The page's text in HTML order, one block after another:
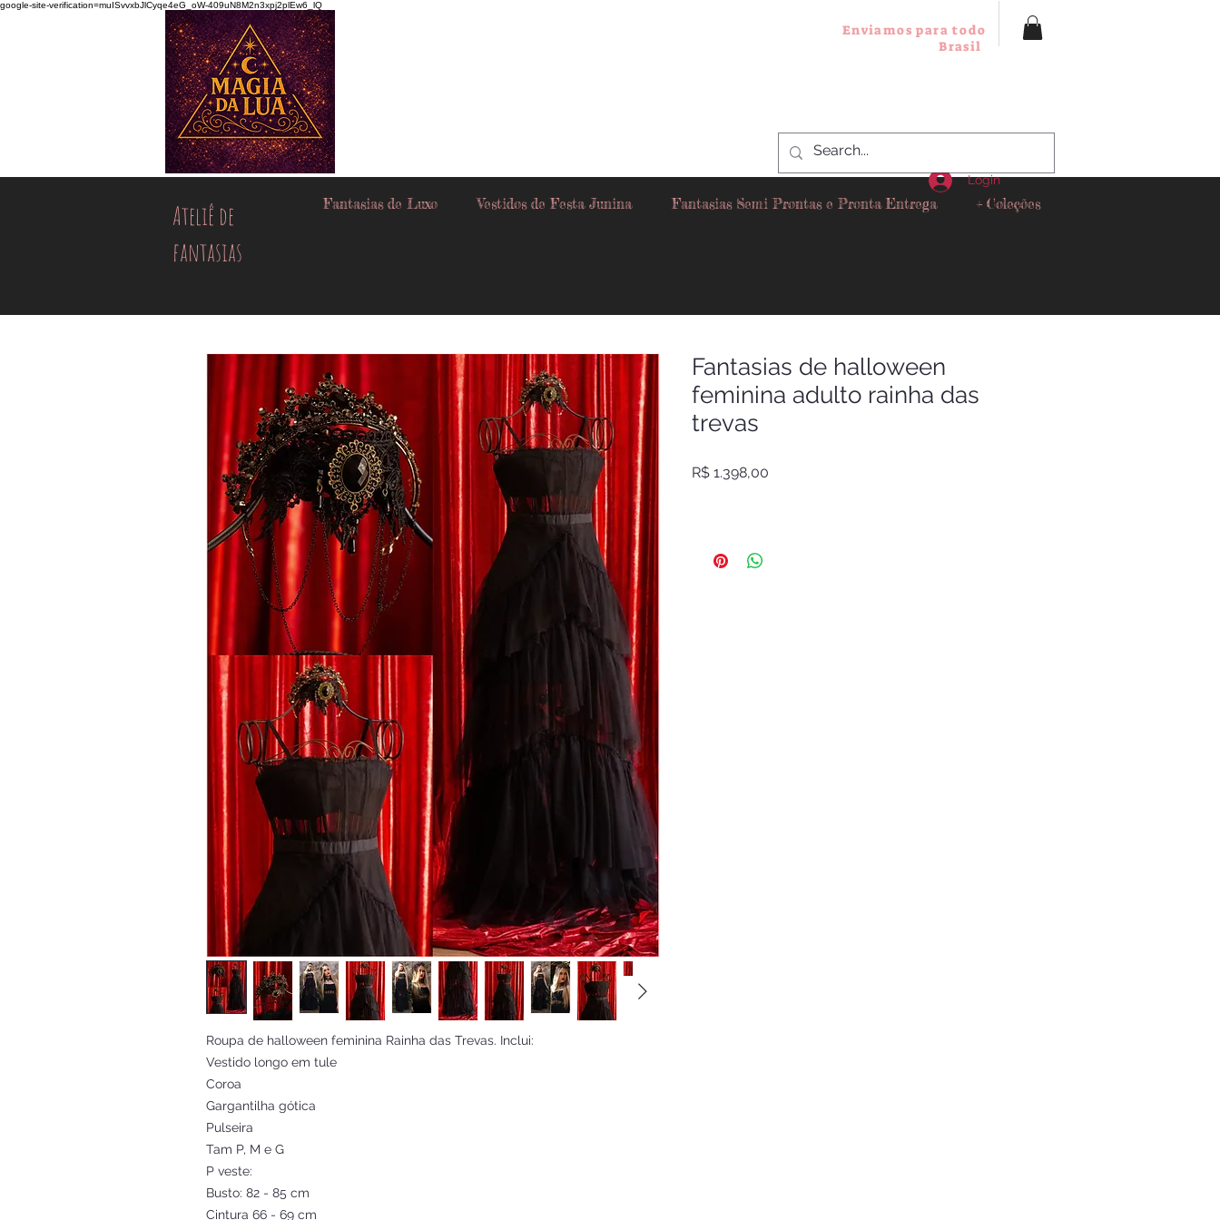
google-site-verification=muISvvxbJlCyqe4eG_oW-409uN8M2n3xpj2plEw6_lQ
Enviamos para todo
Brasil
Ateliê de
fantasias
Fantasias de Luxo Vestidos de Festa Junina Fantasias Semi Prontas e Pronta Entrega + Coleções
Login
Roupa de halloween feminina Rainha das Trevas. Inclui:
Vestido longo em tule
Coroa
Gargantilha gótica
Pulseira
Tam P, M e G
P veste:
Busto: 82 - 85 cm
Cintura 66 - 69 cm
Fantasias de halloween
feminina adulto rainha das
trevas
R$ 1.398,00